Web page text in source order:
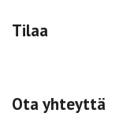
Tilaa
Ota yhteyttä